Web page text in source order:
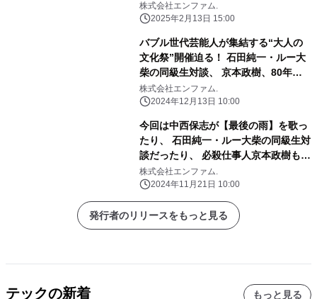
株式会社エンファム.
2025年2月13日 15:00
バブル世代芸能人が集結する“大人の
文化祭”開催迫る！ 石田純一・ルー大
柴の同級生対談、 京本政樹、80年代
アイドルのトークショー 中西保志ミ
ニステージなど豪華コンテンツが満載
株式会社エンファム.
2024年12月13日 10:00
今回は中西保志が【最後の雨】を歌っ
たり、 石田純一・ルー大柴の同級生対
談だったり、 必殺仕事人京本政樹もや
ってくる？！ 人生100年時代をリード
するバブル世代が未来を描く、 大人の
文化祭開催！
株式会社エンファム.
2024年11月21日 10:00
発行者のリリースをもっと見る
テックの新着 もっと見る